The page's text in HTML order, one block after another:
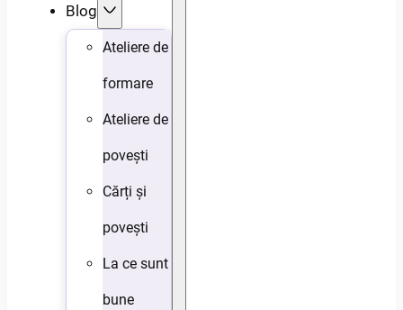
Blog
Ateliere de
formare
Ateliere de
povești
Cărți și
povești
La ce sunt
bune